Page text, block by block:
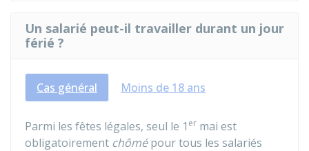
Un salarié peut-il travailler durant un jour
férié ?
Cas général Moins de 18 ans
Parmi les fêtes légales, seul le 1 er mai est
obligatoirement chômépour tous les salariés